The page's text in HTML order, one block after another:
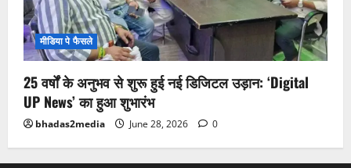
मीडिया पे फैसले
25 वर्षों के अनुभव से शुरू हुई नई डिजिटल उड़ान: ‘Digital
UP News’ का हुआ शुभारंभ
bhadas2media June 28, 2026 0